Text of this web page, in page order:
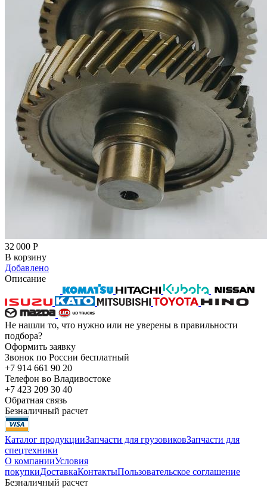
32 000 Р
В корзину
Добавлено
Описание
Не нашли то, что нужно или не уверены в правильности
подбора?
Оформить заявку
Звонок по России бесплатный
+7 914 661 90 20
Телефон во Владивостоке
+7 423 209 30 40
Обратная связь
Безналичный расчет
Каталог продукцииЗапчасти для грузовиковЗапчасти для
спецтехники
О компанииУсловия
покупкиДоставкаКонтактыПользовательское соглашение
Безналичный расчет